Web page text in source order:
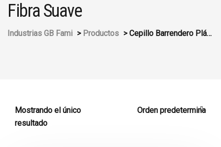
Fibra Suave
Industrias GB Fami > Productos >Cepillo Barrendero Plástico Fibra Suave
Mostrando el único
resultado